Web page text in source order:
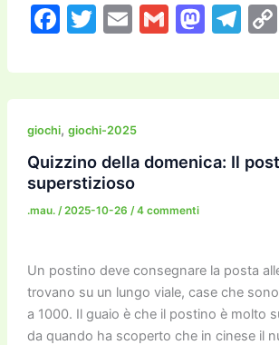
F
c
e
b
o
o
k
T
itt
er
E
ai
l
G
ai
l
M
st
o
o
T
e
gr
m
giochi, giochi-2025
Quizzino della domenica: Il
superstizioso
.mau. /2025-10-26 /4 commenti
Un postino deve consegnare la posta
trovano su un lungo viale, case che
a 1000. Il guaio è che il postino è molto
da quando ha scoperto che in cinese il